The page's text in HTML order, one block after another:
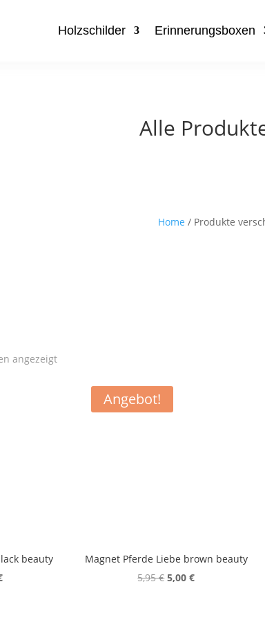
Holzschilder Erinnerungsboxen
Alle
Home / Produkte
angezeigt
beauty
Aktueller
Angebot!
Magnet Pferde Liebe brown beauty
5,95€Ursprünglicher
5,00€Aktueller